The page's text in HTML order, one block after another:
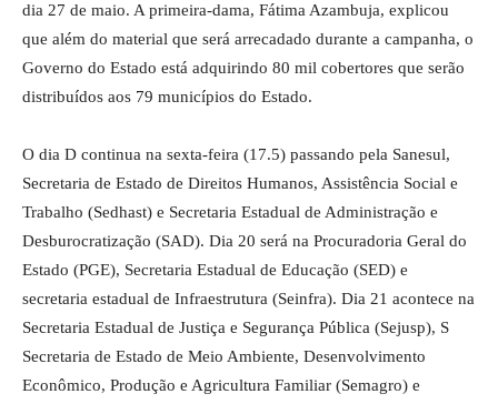
dia 27 de maio. A primeira-dama, Fátima Azambuja, explicou
que além do material que será arrecadado durante a campanha, o
Governo do Estado está adquirindo 80 mil cobertores que serão
distribuídos aos 79 municípios do Estado.
O dia D continua na sexta-feira (17.5) passando pela Sanesul,
Secretaria de Estado de Direitos Humanos, Assistência Social e
Trabalho (Sedhast) e Secretaria Estadual de Administração e
Desburocratização (SAD). Dia 20 será na Procuradoria Geral do
Estado (PGE), Secretaria Estadual de Educação (SED) e
secretaria estadual de Infraestrutura (Seinfra). Dia 21 acontece na
Secretaria Estadual de Justiça e Segurança Pública (Sejusp), S
Secretaria de Estado de Meio Ambiente, Desenvolvimento
Econômico, Produção e Agricultura Familiar (Semagro) e